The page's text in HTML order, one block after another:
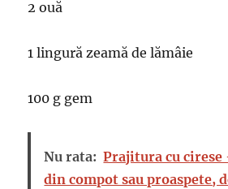
2 ouă
1 lingură zeamă de lămâie
100 g gem
Nu rata: Prajitura cu cirese
din compot sau proaspete,